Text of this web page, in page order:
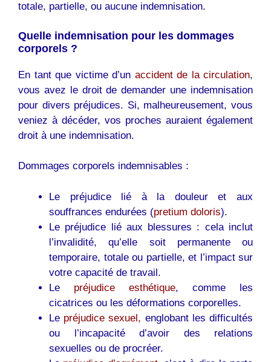
totale, partielle, ou aucune indemnisation.
Quelle indemnisation pour les dommages
corporels ?
En tant que victime d’un accident de la circulation,
vous avez le droit de demander une indemnisation
pour divers préjudices. Si, malheureusement, vous
veniez à décéder, vos proches auraient également
droit à une indemnisation.
Dommages corporels indemnisables :
Le préjudice lié à la douleur et aux
souffrances endurées (pretium doloris).
Le préjudice lié aux blessures : cela inclut
l’invalidité, qu’elle soit permanente ou
temporaire, totale ou partielle, et l’impact sur
votre capacité de travail.
Le préjudice esthétique, comme les
cicatrices ou les déformations corporelles.
Le préjudice sexuel, englobant les difficultés
ou l’incapacité d’avoir des relations
sexuelles ou de procréer.